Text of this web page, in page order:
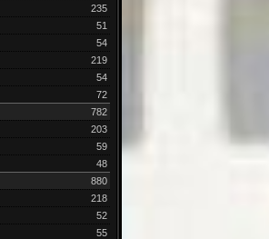
235
51
54
219
54
72
782
203
59
48
880
218
52
55